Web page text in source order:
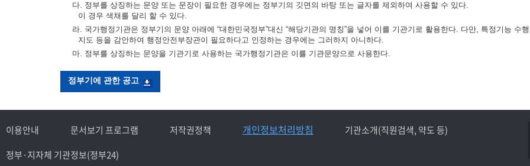
다. 정부를 상징하는 문양 또는 문장이 필요한 경우에는 정부기의 깃면의 바탕 또는 글자를 제외하여 사용할 수 있다.
이 경우 색채를 달리 할 수 있다.
라. 국가행정기관은 정부기의 문양 아래에 “대한민국정부”대신 “해당기관의 명칭”을 넣어 이를 기관기로 활용한다. 다만, 특정기능 수
지도 등을 감안하여 행정안전부장관이 필요하다고 인정하는 경우에는 그러하지 아니하다.
마. 정부를 상징하는 문양을 기관기로 사용하는 국가행정기관은 이를 기관문양으로 사용한다.
정부기에 관한 공고
이용안내 문서보기 프로그램 저작권정책 개인정보처리방침
기관소개(직원검색, 약도 등)
정부·지자체 기관정보(정부24)